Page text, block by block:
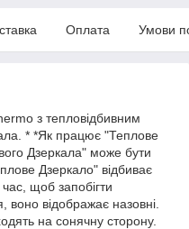
Оплата Умови
з тепловідбивним
* *Як працює "Теплове
Дзеркала" може бути
Дзеркало" відбиває
щоб запобігти
відображає назовні.
на сонячну сторону.